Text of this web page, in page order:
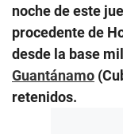
noche de este
procedente de
desde la base
Guantánamo
retenidos.